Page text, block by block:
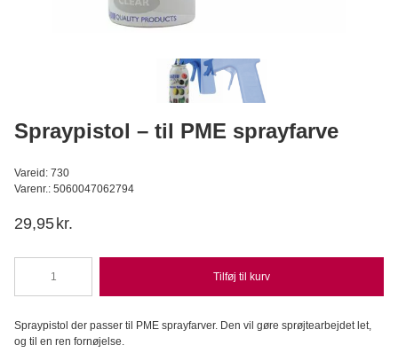
Læg i kurv
Spraypistol – til PME sprayfarve
Vareid: 730
Varenr.: 5060047062794
29,95 kr.
Spraypistol
-
PME
sprayfarve
Tilføj til kurv
Spraypistol der passer til PME sprayfarver. Den vil gøre sprøjtearbejdet let,
og til en ren fornøjelse.